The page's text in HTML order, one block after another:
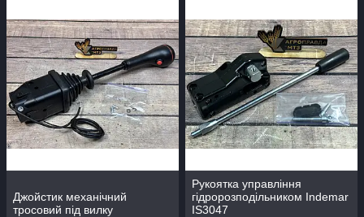
Джойстик механічний
тросовий під вилку
Рукоятка управління
гідророзподільником Indemar
IS3047